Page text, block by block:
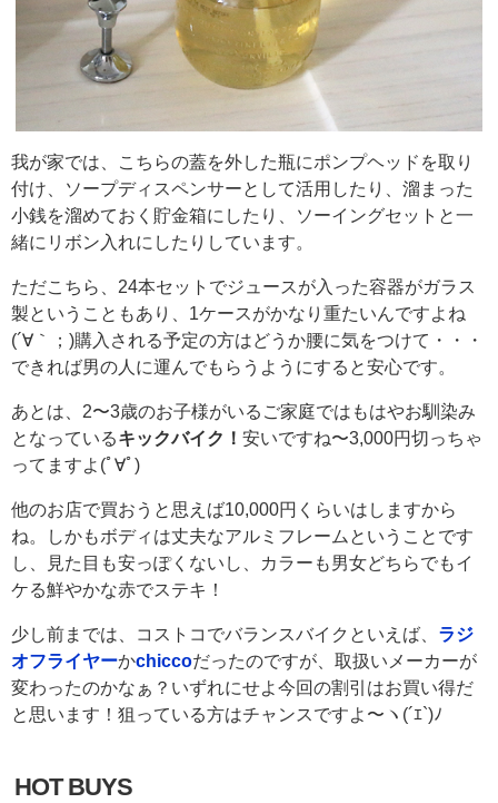
我が家では、こちらの蓋を外した瓶にポンプヘッドを取り
付け、ソープディスペンサーとして活用したり、溜まった
小銭を溜めておく貯金箱にしたり、ソーイングセットと一
緒にリボン入れにしたりしています。
ただこちら、24本セットでジュースが入った容器がガラス
製ということもあり、1ケースがかなり重たいんですよね
(´∀｀；)購入される予定の方はどうか腰に気をつけて・・・
できれば男の人に運んでもらうようにすると安心です。
あとは、2〜3歳のお子様がいるご家庭ではもはやお馴染み
となっているキックバイク！ 安いですね〜3,000円切っちゃ
ってますよ(ﾟ∀ﾟ)
他のお店で買おうと思えば10,000円くらいはしますから
ね。しかもボディは丈夫なアルミフレームということです
し、見た目も安っぽくないし、カラーも男女どちらでもイ
ケる鮮やかな赤でステキ！
少し前までは、コストコでバランスバイクといえば、 ラジ
オフライヤーかchiccoだったのですが、取扱いメーカーが
変わったのかなぁ？いずれにせよ今回の割引はお買い得だ
と思います！狙っている方はチャンスですよ〜ヽ(´ｴ`)ﾉ
HOT BUYS